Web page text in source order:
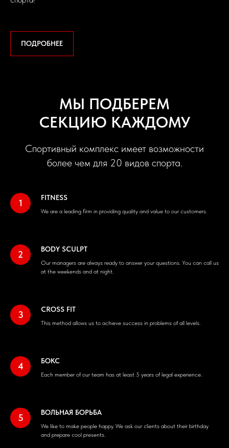
ПОДРОБНЕЕ
МЫ ПОДБЕРЕМ
СЕКЦИЮ КАЖДОМУ
Спортивный комплекс имеет возможности
более чем для 20 видов спорта.
FITNESS
We are a leading firm in providing quality and value to our customers.
BODY SCULPT
Our managers are always ready to answer your questions. You can call us
at the weekends and at night.
CROSS FIT
This method allows us to achieve success in problems of all levels.
БОКС
Each member of our team has at least 5 years of legal experience.
ВОЛЬНАЯ БОРЬБА
We like to make people happy. We ask our clients about their birthday
and prepare cool presents.